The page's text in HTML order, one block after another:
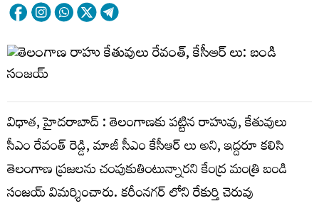
విధాత, హైదరాబాద్ : తెలంగాణకు పట్టిన రాహువు, కేతువులు
సీఎం రేవంత్ రెడ్డి, మాజీ సీఎం కేసీఆర్ లు అని, ఇద్దరూ కలిసి
తెలంగాణ ప్రజలను చంపుకుతింటున్నారని కేంద్ర మంత్రి బండి
సంజయ్ విమర్శించారు. కరీంనగర్ లోని రేకుర్తి చెరువు